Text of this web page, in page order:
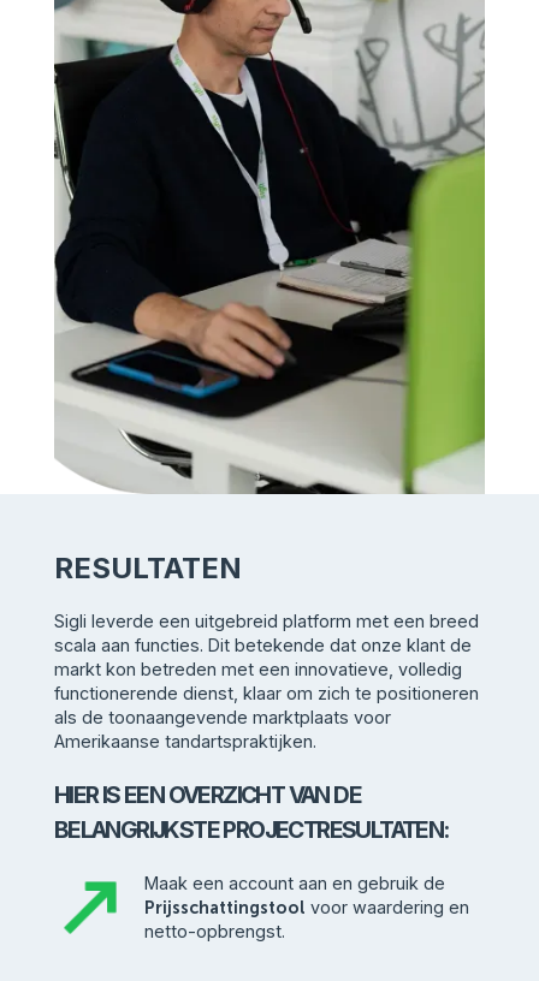
RESULTATEN
Sigli leverde een uitgebreid platform met een breed
scala aan functies. Dit betekende dat onze klant de
markt kon betreden met een innovatieve, volledig
functionerende dienst, klaar om zich te positioneren
als de toonaangevende marktplaats voor
Amerikaanse tandartspraktijken.
HIER IS EEN OVERZICHT VAN DE
BELANGRIJKSTE PROJECTRESULTATEN:
Maak een account aan en gebruik de
Prijsschattingstool voor waardering en
netto-opbrengst.